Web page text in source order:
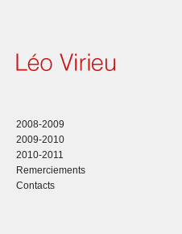
2008-2009
2009-2010
2010-2011
Remerciements
Contacts